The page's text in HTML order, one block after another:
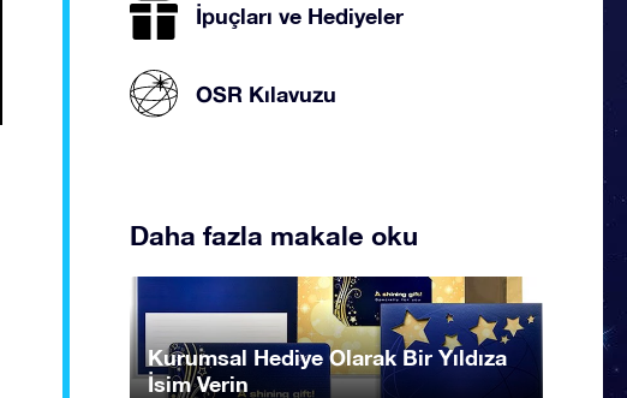
İpuçları ve Hediyeler
OSR Kılavuzu
Daha fazla makale oku
Kurumsal Hediye Olarak Bir Yıldıza
İsim Verin